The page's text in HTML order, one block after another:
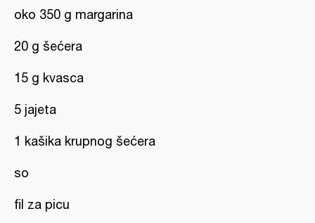
oko 350 g margarina
20 g šećera
15 g kvasca
5 jajeta
1 kašika krupnog šećera
so
fil za picu